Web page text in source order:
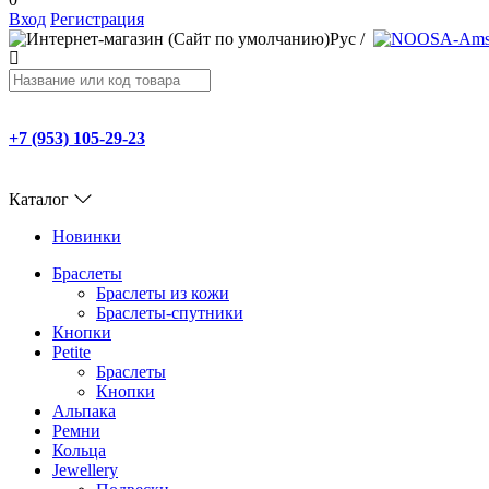
Вход Регистрация
Рус /
+7 (953) 105-29-23
Каталог
Новинки
Браслеты
Браслеты из кожи
Браслеты-спутники
Кнопки
Petite
Браслеты
Кнопки
Альпака
Ремни
Кольца
Jewellery